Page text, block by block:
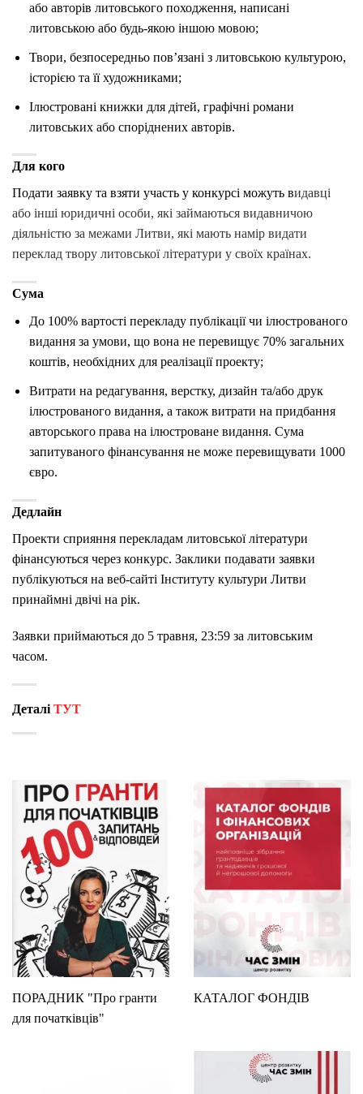
або авторів литовського походження, написані
литовською або будь-якою іншою мовою;
Твори, безпосередньо пов’язані з литовською культурою,
історією та її художниками;
Ілюстровані книжки для дітей, графічні романи
литовських або споріднених авторів.
Для кого
Подати заявку та взяти участь у конкурсі можуть видавці
або інші юридичні особи, які займаються видавничою
діяльністю за межами Литви, які мають намір видати
переклад твору литовської літератури у своїх країнах.
Сума
До 100% вартості перекладу публікації чи ілюстрованого
видання за умови, що вона не перевищує 70% загальних
коштів, необхідних для реалізації проекту;
Витрати на редагування, верстку, дизайн та/або друк
ілюстрованого видання, а також витрати на придбання
авторського права на ілюстроване видання. Сума
запитуваного фінансування не може перевищувати 1000
євро.
Дедлайн
Проекти сприяння перекладам литовської літератури
фінансуються через конкурс. Заклики подавати заявки
публікуються на веб-сайті Інституту культури Литви
принаймні двічі на рік.
Заявки приймаються до 5 травня, 23:59 за литовським
часом.
Деталі ТУТ
ПОРАДНИК "Про гранти
для початківців"
КАТАЛОГ ФОНДІВ